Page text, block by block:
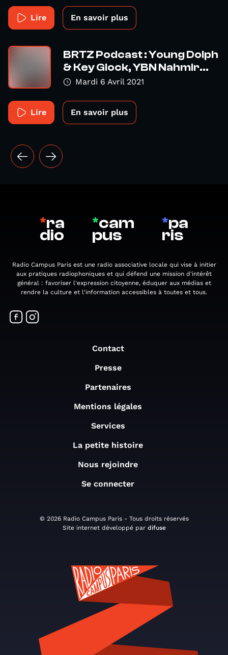
Lire En savoir plus
BRTZ Podcast : Young Dolph
& Key Glock, YBN Nahmir...
Mardi 6 Avril 2021
Lire En savoir plus
*ra
dio
*cam
pus
*pa
ris
Radio Campus Paris est une radio associative locale qui vise à initier
aux pratiques radiophoniques et qui défend une mission d'intérêt
général : favoriser l'expression citoyenne, éduquer aux médias et
rendre la culture et l'information accessibles à toutes et tous.
Contact
Presse
Partenaires
Mentions légales
Services
La petite histoire
Nous rejoindre
Se connecter
© 2026 Radio Campus Paris - Tous droits réservés
Site internet développé par difuse